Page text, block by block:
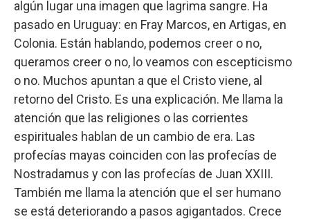
algún lugar una imagen que lagrima sangre. Ha
pasado en Uruguay: en Fray Marcos, en Artigas, en
Colonia. Están hablando, podemos creer o no,
queramos creer o no, lo veamos con escepticismo
o no. Muchos apuntan a que el Cristo viene, al
retorno del Cristo. Es una explicación. Me llama la
atención que las religiones o las corrientes
espirituales hablan de un cambio de era. Las
profecías mayas coinciden con las profecías de
Nostradamus y con las profecías de Juan XXIII.
También me llama la atención que el ser humano
se está deteriorando a pasos agigantados. Crece